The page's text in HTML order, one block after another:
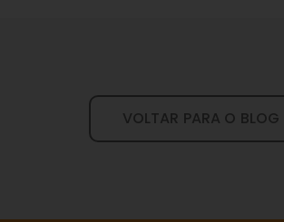
VOLTAR PARA O BLOG